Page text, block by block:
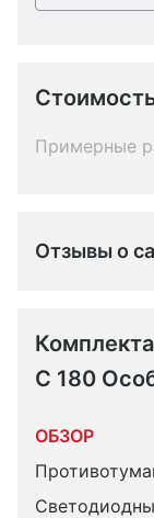
Примерные
Отзывы о
C 180
ОБЗОР